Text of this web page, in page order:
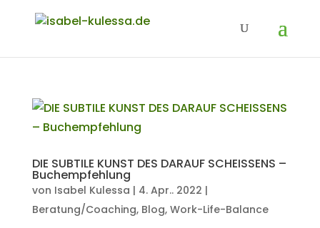
DIE SUBTILE KUNST DES DARAUF SCHEISSENS –
Buchempfehlung
von Isabel Kulessa | 4. Apr.. 2022 |
Beratung/Coaching, Blog, Work-Life-Balance